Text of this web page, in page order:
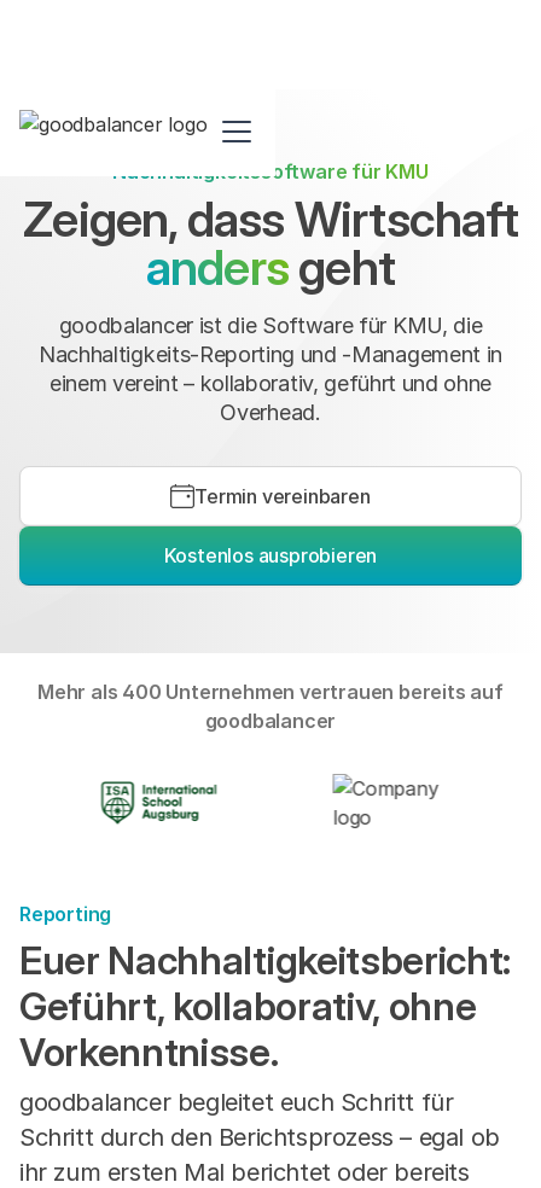
Nachhaltigkeitssoftware für KMU
Zeigen, dass Wirtschaft
andersgeht
goodbalancer ist die Software für KMU, die
Nachhaltigkeits-Reporting und -Management in
einem vereint – kollaborativ, geführt und ohne
Overhead.
Termin vereinbaren
Kostenlos ausprobieren
Mehr als 400 Unternehmen vertrauen bereits auf
goodbalancer
Reporting
Euer Nachhaltigkeitsbericht:
Geführt, kollaborativ, ohne
Vorkenntnisse.
goodbalancer begleitet euch Schritt für
Schritt durch den Berichtsprozess – egal ob
ihr zum ersten Mal berichtet oder bereits